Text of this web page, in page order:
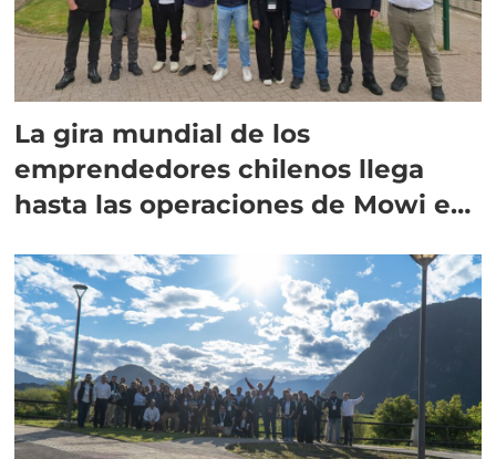
La gira mundial de los
emprendedores chilenos llega
hasta las operaciones de Mowi en